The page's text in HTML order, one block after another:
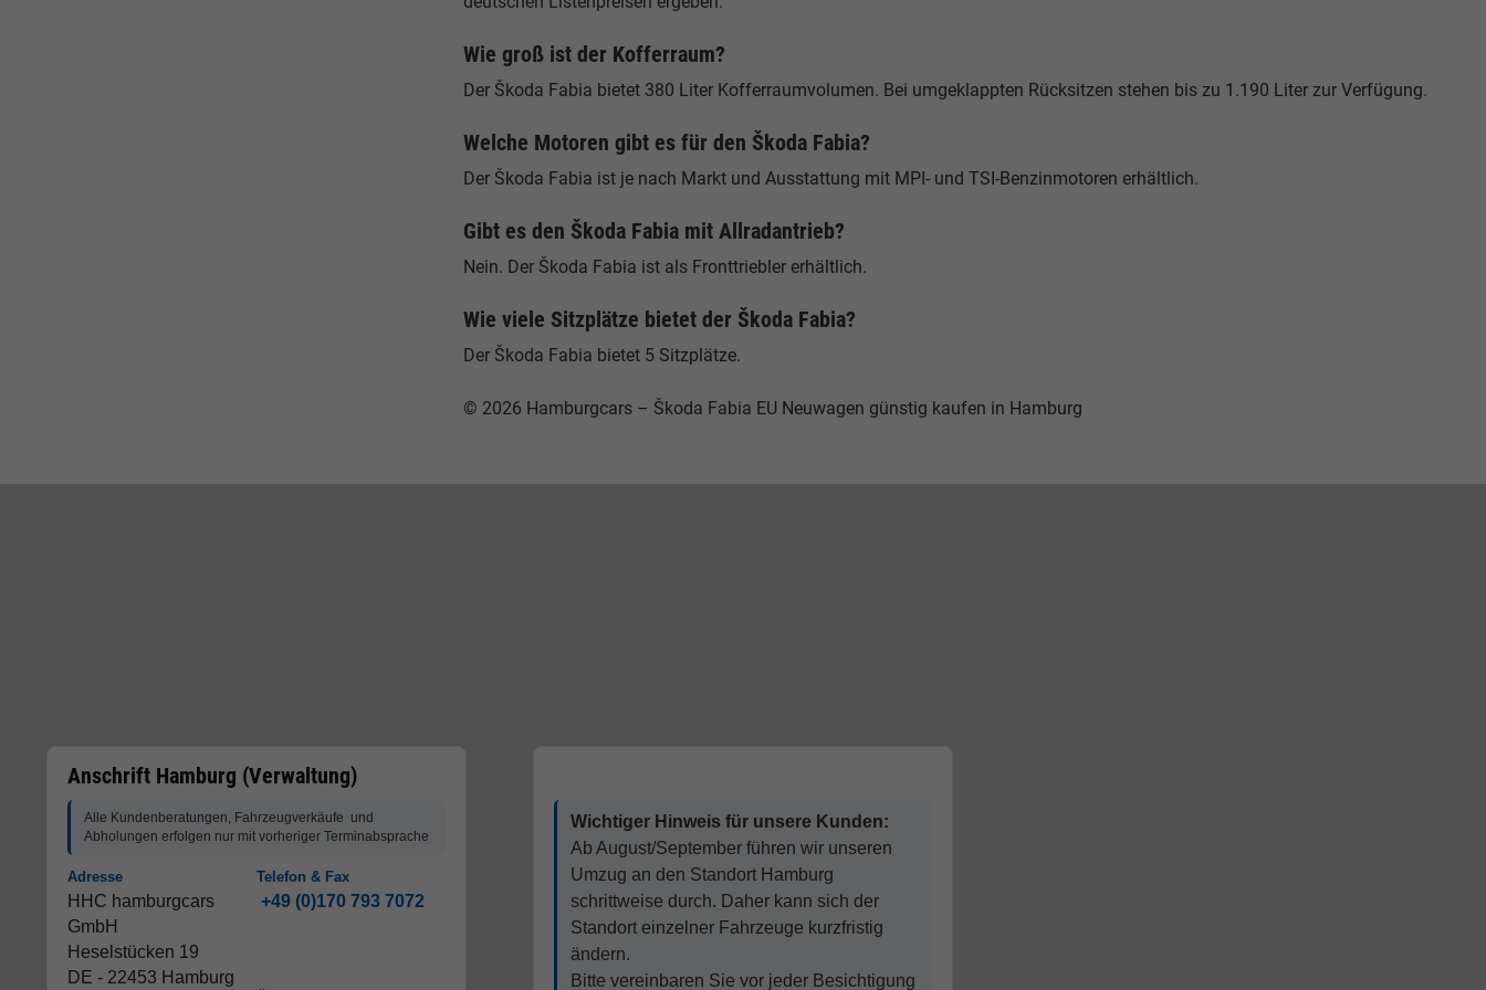
Wie groß ist der Kofferraum?
Der Škoda Fabia bietet 380 Liter Kofferraumvolumen. Bei umgeklappten Rücksitzen stehen bis zu 1.190 Liter zur Verfügung.
Welche Motoren gibt es für den Škoda Fabia?
Der Škoda Fabia ist je nach Markt und Ausstattung mit MPI- und TSI-Benzinmotoren erhältlich.
Gibt es den Škoda Fabia mit Allradantrieb?
Nein. Der Škoda Fabia ist als Fronttriebler erhältlich.
Wie viele Sitzplätze bietet der Škoda Fabia?
Der Škoda Fabia bietet 5 Sitzplätze.
© 2026 Hamburgcars – Škoda Fabia EU Neuwagen günstig kaufen in Hamburg
Anschrift Hamburg (Verwaltung)
Alle Kundenberatungen, Fahrzeugverkäufe und
Abholungen erfolgen nur mit vorheriger Terminabsprache
Adresse
HHC hamburgcars
GmbH
Heselstücken 19
DE - 22453 Hamburg
Telefon & Fax
+49 (0)170 793 7072
Wichtiger Hinweis für unsere Kunden:
Ab August/September führen wir unseren
Umzug an den Standort Hamburg
schrittweise durch. Daher kann sich der
Standort einzelner Fahrzeuge kurzfristig
ändern.
Bitte vereinbaren Sie vor jeder Besichtigung